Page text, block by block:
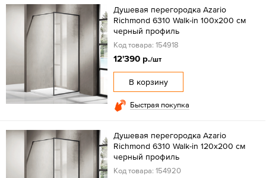
Душевая перегородка Azario
Richmond 6310 Walk-in 100х200 см
черный профиль
Код товара: 154918
12'390 р./шт
В корзину
Быстрая покупка
Душевая перегородка Azario
Richmond 6310 Walk-in 120х200 см
черный профиль
Код товара: 154920